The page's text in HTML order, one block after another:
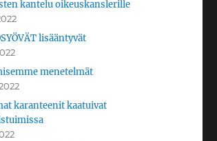
kantelu oikeuskanslerille
lisääntyvät
menetelmät
karanteenit kaatuivat